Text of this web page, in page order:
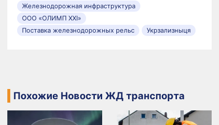
Железнодорожная инфраструктура
ООО «ОЛИМП ХХІ»
Поставка железнодорожных рельс
Укрзализныця
Похожие Новости ЖД транспорта